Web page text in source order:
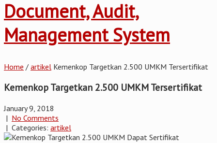
Document, Audit,
Management System
Home / artikel Kemenkop Targetkan 2.500 UMKM Tersertifikat
Kemenkop Targetkan 2.500 UMKM Tersertifikat
January 9, 2018
| No Comments
| Categories: artikel